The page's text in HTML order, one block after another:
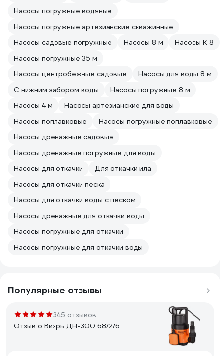
Насосы погружные водяные
Насосы погружные артезианские скважинные
Насосы садовые погружные
Насосы 8 м
Насосы К 8
Насосы погружные 35 м
Насосы центробежные садовые
Насосы для воды 8 м
С нижним забором воды
Насосы погружные 8 м
Насосы 4 м
Насосы артезианские для воды
Насосы поплавковые
Насосы погружные поплавковые
Насосы дренажные садовые
Насосы дренажные погружные для воды
Насосы для откачки
Для откачки ила
Насосы для откачки песка
Насосы для откачки воды с песком
Насосы дренажные для откачки воды
Насосы погружные для откачки
Насосы погружные для откачки воды
Популярные отзывы
345 отзывов
Отзыв о Вихрь ДН-300 68/2/6